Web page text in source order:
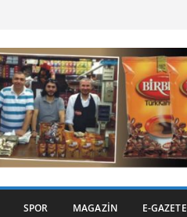
SPOR MAGAZIN E-GAZETE